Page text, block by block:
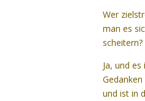
Wer
man es
Ja, und
und ist in